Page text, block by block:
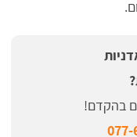
בהקדם!
077-